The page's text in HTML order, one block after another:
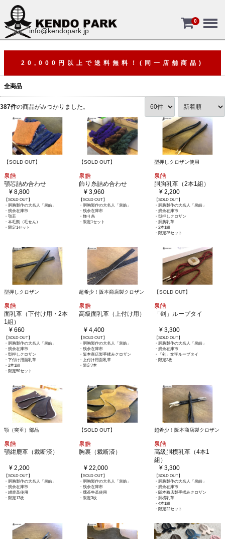
info@kendopark.jp
0
20,000円以上で送料無料！(同一店舗商品)
全商品
387件の商品がみつかりました。
【SOLD OUT】
泉皓
顎芯詰め合わせ
¥ 8,800
【SOLD OUT】
・胴胸製作の大名人「泉皓」
・残余在庫市
・顎芯
・本毛氈（毛せん）
・限定1セット
【SOLD OUT】
泉皓
飾り糸詰め合わせ
¥ 3,960
【SOLD OUT】
・胴胸製作の大名人「泉皓」
・残余在庫市
・飾り糸
・限定1セット
型押しクロザン使用
泉皓
胴胸乳革（2本1組）
¥ 2,200
【SOLD OUT】
・胴胸製作の大名人「泉皓」
・残余在庫市
・型押しクロザン
・胴胸乳革
・2本1組
・限定35セット
型押しクロザン
泉皓
面乳革（下付け用・2本
1組）
¥ 660
【SOLD OUT】
・胴胸製作の大名人「泉皓」
・残余在庫市
・型押しクロザン
・下付け用面乳革
・2本1組
・限定50セット
超希少！阪本商店製クロザン
泉皓
高級面乳革（上付け用）
¥ 4,400
【SOLD OUT】
・胴胸製作の大名人「泉皓」
・残余在庫市
・阪本商店製手揉みクロザン
・上付け用面乳革
・限定7本
【SOLD OUT】
泉皓
「剣」ループタイ
¥ 3,300
【SOLD OUT】
・胴胸製作の大名人「泉皓」
・残余在庫市
・「剣」文字ループタイ
・限定3枚
顎（突垂）部品
泉皓
顎紺鹿革（裁断済）
¥ 2,200
【SOLD OUT】
・胴胸製作の大名人「泉皓」
・残余在庫市
・紺鹿革使用
・限定17枚
【SOLD OUT】
泉皓
胸裏（裁断済）
¥ 22,000
【SOLD OUT】
・胴胸製作の大名人「泉皓」
・残余在庫市
・燻茶牛革使用
・限定3枚
超希少！阪本商店製クロザン
泉皓
高級胴横乳革（4本1
組）
¥ 3,300
【SOLD OUT】
・胴胸製作の大名人「泉皓」
・残余在庫市
・阪本商店製手揉みクロザン
・胴横乳革
・4本1組
・限定22セット